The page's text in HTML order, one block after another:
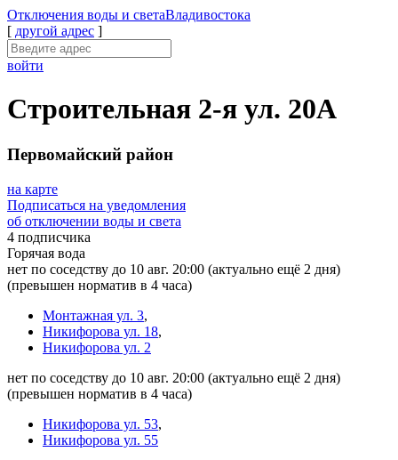
Отключения воды и светаВладивостока
[ другой адрес ]
войти
Строительная 2-я ул. 20А
Первомайский район
на карте
Подписаться на уведомления
об отключении воды и света
4 подписчика
Горячая вода
нет по соседству до 10 авг. 20:00 (актуально ещё 2 дня)
(превышен норматив в 4 часа)
Монтажная ул. 3,
Никифорова ул. 18,
Никифорова ул. 2
нет по соседству до 10 авг. 20:00 (актуально ещё 2 дня)
(превышен норматив в 4 часа)
Никифорова ул. 53,
Никифорова ул. 55